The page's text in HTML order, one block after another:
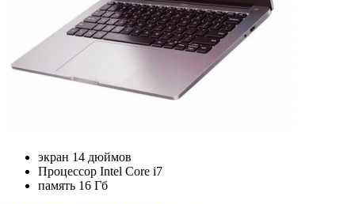
экран 14 дюймов
Процессор Intel Core i7
память 16 Гб